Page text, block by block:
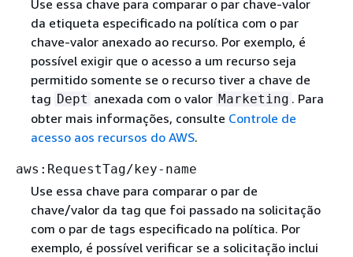
Use essa chave para comparar o par chave-valor
da etiqueta especificado na política com o par
chave-valor anexado ao recurso. Por exemplo, é
possível exigir que o acesso a um recurso seja
permitido somente se o recurso tiver a chave de
tag Dept anexada com o valor Marketing . Para
obter mais informações, consulte Controle de
acesso aos recursos do AWS.
aws:RequestTag/key-name
Use essa chave para comparar o par de
chave/valor da tag que foi passado na solicitação
com o par de tags especificado na política. Por
exemplo, é possível verificar se a solicitação inclui